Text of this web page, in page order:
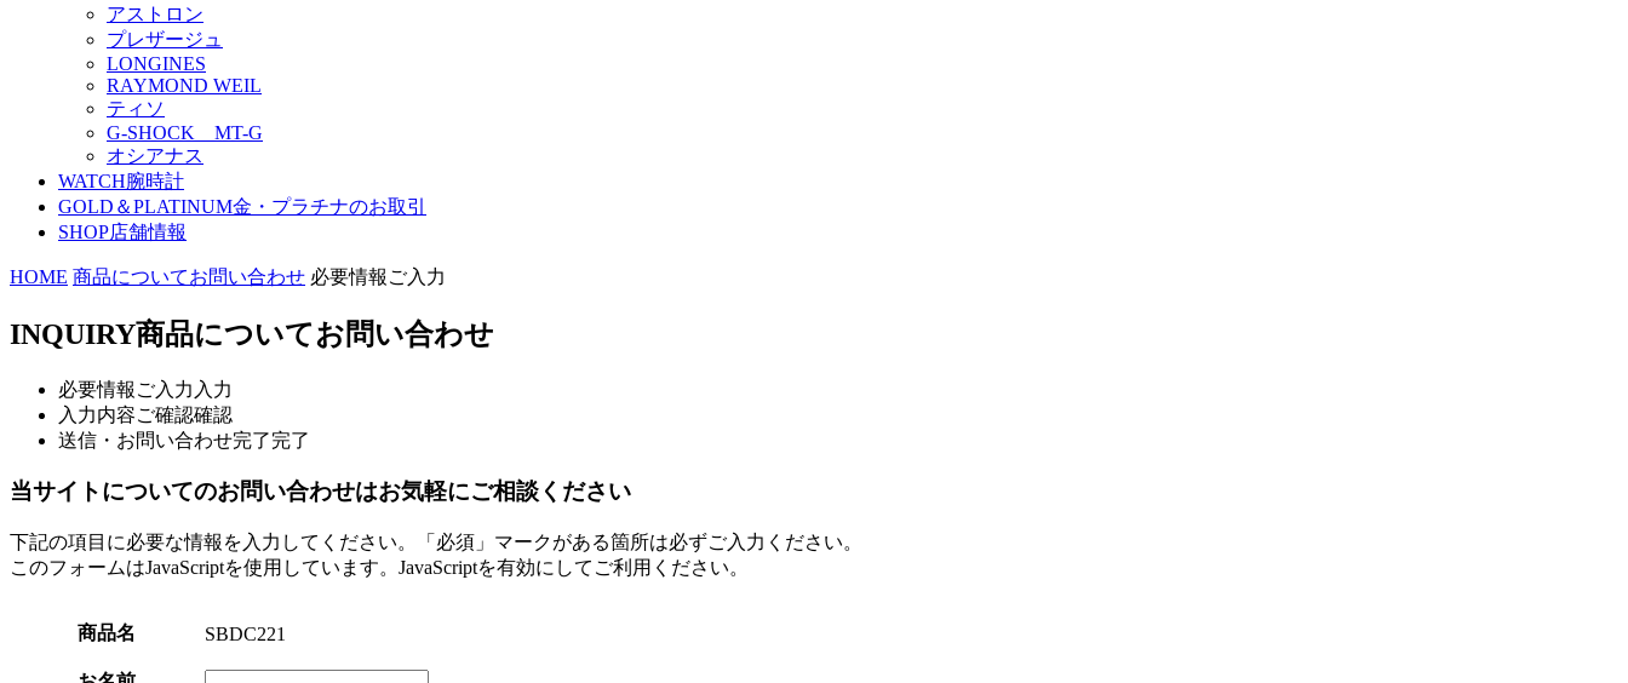
アストロン
プレザージュ
LONGINES
RAYMOND WEIL
ティソ
G-SHOCK MT-G
オシアナス
WATCH腕時計
GOLD＆PLATINUM金・プラチナのお取引
SHOP店舗情報
HOME 商品についてお問い合わせ 必要情報ご入力
INQUIRY商品についてお問い合わせ
必要情報ご入力 入力
入力内容ご確認確認
送信・お問い合わせ完了完了
当サイトについてのお問い合わせはお気軽にご相談ください
下記の項目に必要な情報を入力してください。「必須」マークがある箇所は必ずご入力ください。
このフォームはJavaScriptを使用しています。JavaScriptを有効にしてご利用ください。
商品名 SBDC221